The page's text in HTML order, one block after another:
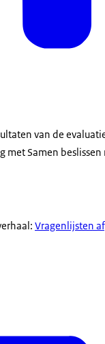
van de
met Samen
Vragenlijsten